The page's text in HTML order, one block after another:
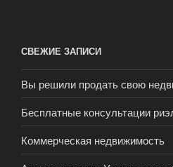
СВЕЖИЕ ЗАПИСИ
Вы решили продать свою
Бесплатные консультации
Коммерческая недвижимость